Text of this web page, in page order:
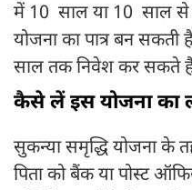
में 10 साल या 10 साल से
योजना का पात्र बन
साल तक निवेश कर सकते
कैसे लें इस योजना का
सुकन्या समृद्धि योजना के
पिता को बैंक या पोस्ट